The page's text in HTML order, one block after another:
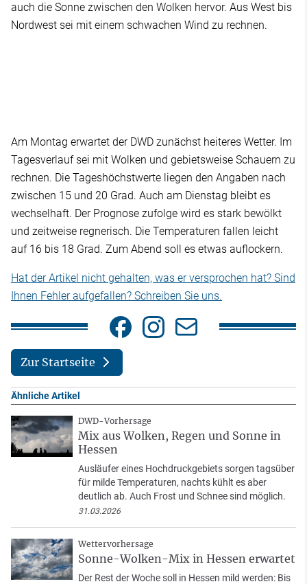
auch die Sonne zwischen den Wolken hervor. Aus West bis
Nordwest sei mit einem schwachen Wind zu rechnen.
Am Montag erwartet der DWD zunächst heiteres Wetter. Im
Tagesverlauf sei mit Wolken und gebietsweise Schauern zu
rechnen. Die Tageshöchstwerte liegen den Angaben nach
zwischen 15 und 20 Grad. Auch am Dienstag bleibt es
wechselhaft. Der Prognose zufolge wird es stark bewölkt
und zeitweise regnerisch. Die Temperaturen fallen leicht
auf 16 bis 18 Grad. Zum Abend soll es etwas auflockern.
Hat der Artikel nicht gehalten, was er versprochen hat? Sind
Ihnen Fehler aufgefallen? Schreiben Sie uns.
Zur Startseite
Ähnliche Artikel
DWD-Vorhersage
Mix aus Wolken, Regen und Sonne in
Hessen
Ausläufer eines Hochdruckgebiets sorgen tagsüber
für milde Temperaturen, nachts kühlt es aber
deutlich ab. Auch Frost und Schnee sind möglich.
31.03.2026
Wettervorhersage
Sonne-Wolken-Mix in Hessen erwartet
Der Rest der Woche soll in Hessen mild werden: Bis